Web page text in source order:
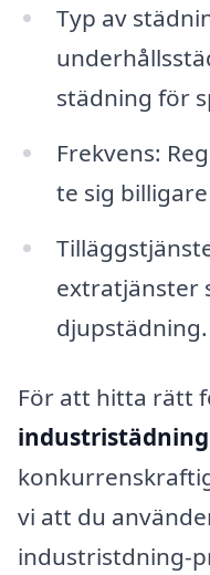
Typ av
städning för
Frekvens:
te sig
extratjänster
djupstädning.
För att hitta rätt
vi att du
industristdning-